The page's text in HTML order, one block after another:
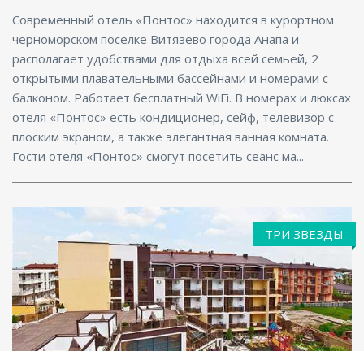
Современный отель «Понтос» находится в курортном
черноморском поселке Витязево города Анапа и
располагает удобствами для отдыха всей семьей, 2
открытыми плавательными бассейнами и номерами с
балконом. Работает бесплатный WiFi. В номерах и люксах
отеля «Понтос» есть кондиционер, сейф, телевизор с
плоским экраном, а также элегантная ванная комната.
Гости отеля «Понтос» смогут посетить сеанс ма...
ТРИ ЗВЕЗДЫ